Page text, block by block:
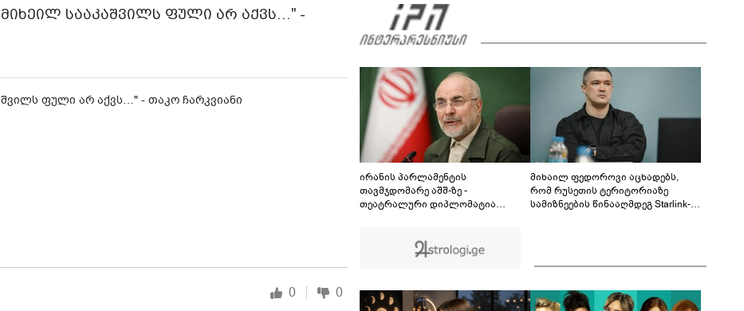
თითქოსდა მისი მასწავლებელი, გიგა
დასკვნაში?
01:16
"თუ ჩემი შვილი ცოცხალი არაა, ჩემს
ცხოვრებას აზრი არ აქვს..." - დაკარგული
გურამ დადიანიძის დედის ემოციური მიმართვა
ნია იმნაძეს და ანასტასია ბერუაშვილს
ბრალდება წარედგინათ - რამდენ წლიანი
პატიმრობა ემუქრებათ არასრულწლოვნებს?
სააკაშვილს ფული არ აქვს…" -
ფული არ აქვს…" - თაკო ჩარკვიანი
0 0
ირანის პარლამენტის
თავმჯდომარე აშშ-ზე -
თეატრალური დიპლომატია
თეატრი არ გვჭირდება
მიხაილ ფედოროვი აცხადებს,
რომ რუსეთის ტერიტორიაზე
სამიზნეების წინააღმდეგ Starlink-